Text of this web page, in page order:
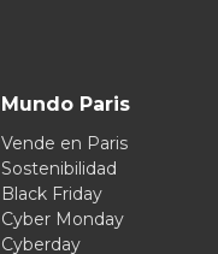
Mundo Paris
Vende en Paris
Sostenibilidad
Black Friday
Cyber Monday
Cyberday